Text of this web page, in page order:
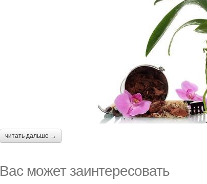
читать дальше →
Вас может заинтересовать